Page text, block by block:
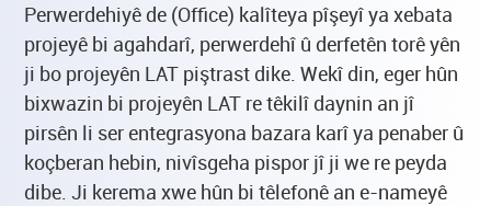
Perwerdehiyê de (Office) kalîteya pîşeyî ya xebata
projeyê bi agahdarî, perwerdehî û derfetên torê yên
ji bo projeyên LAT piştrast dike. Wekî din, eger hûn
bixwazin bi projeyên LAT re têkilî daynin an jî
pirsên li ser entegrasyona bazara karî ya penaber û
koçberan hebin, nivîsgeha pispor jî ji we re peyda
dibe. Ji kerema xwe hûn bi têlefonê an e-nameyê